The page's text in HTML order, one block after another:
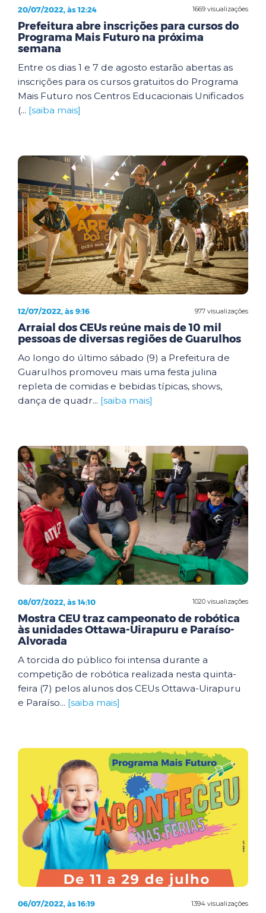
1669 visualizações
20/07/2022, às 12:24
Prefeitura abre inscrições para cursos do
Programa Mais Futuro na próxima
semana
Entre os dias 1 e 7 de agosto estarão abertas as
inscrições para os cursos gratuitos do Programa
Mais Futuro nos Centros Educacionais Unificados
(... [saiba mais]
977 visualizações
12/07/2022, às 9:16
Arraial dos CEUs reúne mais de 10 mil
pessoas de diversas regiões de Guarulhos
Ao longo do último sábado (9) a Prefeitura de
Guarulhos promoveu mais uma festa julina
repleta de comidas e bebidas típicas, shows,
dança de quadr... [saiba mais]
1020 visualizações
08/07/2022, às 14:10
Mostra CEU traz campeonato de robótica
às unidades Ottawa-Uirapuru e Paraíso-
Alvorada
A torcida do público foi intensa durante a
competição de robótica realizada nesta quinta-
feira (7) pelos alunos dos CEUs Ottawa-Uirapuru
e Paraíso... [saiba mais]
1394 visualizações
06/07/2022, às 16:19